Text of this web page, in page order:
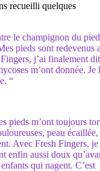
recueilli quelques
le champignon du
pieds sont redevenus
j’ai finalement
m’ont donnée. Je
“
pieds m’ont toujours
peau écaillée,
Avec Fresh Fingers, je
enfin aussi doux
qui nagent. C’est